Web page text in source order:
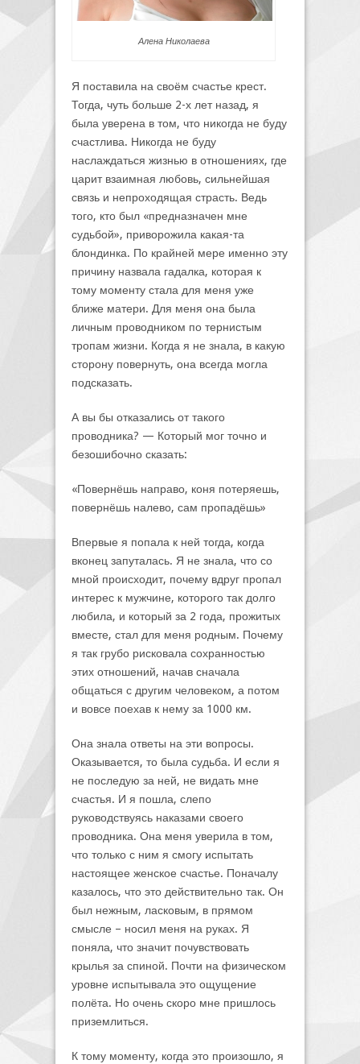
Алена Николаева
Я поставила на своём счастье крест.
Тогда, чуть больше 2-х лет назад, я
была уверена в том, что никогда не буду
счастлива. Никогда не буду
наслаждаться жизнью в отношениях, где
царит взаимная любовь, сильнейшая
связь и непроходящая страсть. Ведь
того, кто был «предназначен мне
судьбой», приворожила какая-та
блондинка. По крайней мере именно эту
причину назвала гадалка, которая к
тому моменту стала для меня уже
ближе матери. Для меня она была
личным проводником по тернистым
тропам жизни. Когда я не знала, в какую
сторону повернуть, она всегда могла
подсказать.
А вы бы отказались от такого
проводника? — Который мог точно и
безошибочно сказать:
«Повернёшь направо, коня потеряешь,
повернёшь налево, сам пропадёшь»
Впервые я попала к ней тогда, когда
вконец запуталась. Я не знала, что со
мной происходит, почему вдруг пропал
интерес к мужчине, которого так долго
любила, и который за 2 года, прожитых
вместе, стал для меня родным. Почему
я так грубо рисковала сохранностью
этих отношений, начав сначала
общаться с другим человеком, а потом
и вовсе поехав к нему за 1000 км.
Она знала ответы на эти вопросы.
Оказывается, то была судьба. И если я
не последую за ней, не видать мне
счастья. И я пошла, слепо
руководствуясь наказами своего
проводника. Она меня уверила в том,
что только с ним я смогу испытать
настоящее женское счастье. Поначалу
казалось, что это действительно так. Он
был нежным, ласковым, в прямом
смысле – носил меня на руках. Я
поняла, что значит почувствовать
крылья за спиной. Почти на физическом
уровне испытывала это ощущение
полёта. Но очень скоро мне пришлось
приземлиться.
К тому моменту, когда это произошло, я